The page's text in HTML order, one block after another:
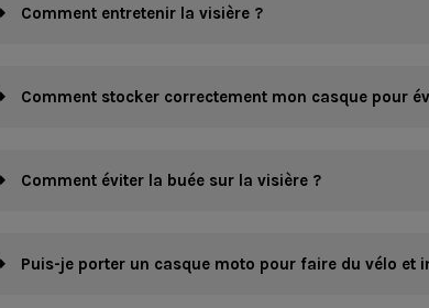
Comment entretenir la visière ?
Comment stocker correctement mon casque pour
Comment éviter la buée sur la visière ?
Puis-je porter un casque moto pour faire du vélo et